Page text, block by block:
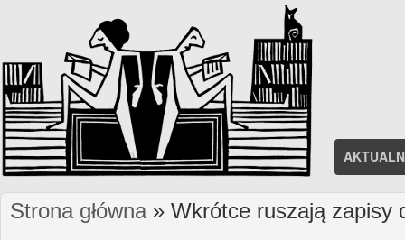
Jesteś tutaj
Strona główna» Wkrótce ruszają zapisy